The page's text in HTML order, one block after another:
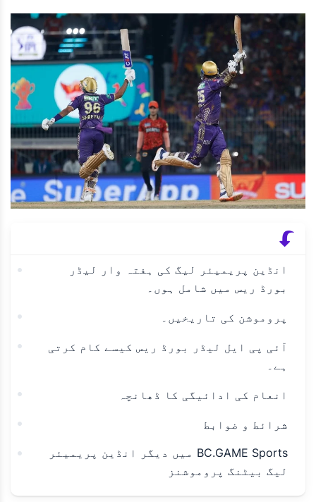
انڈین پریمیئر لیگ کی ہفتہ وار لیڈر
بورڈ ریس میں شامل ہوں۔
پروموشن کی تاریخیں۔
آئی پی ایل لیڈر بورڈ ریس کیسے کام کرتی
ہے۔
انعام کی ادائیگی کا ڈھانچہ
شرائط و ضوابط
BC.GAME Sports میں دیگر انڈین پریمیئر
لیگ بیٹنگ پروموشنز